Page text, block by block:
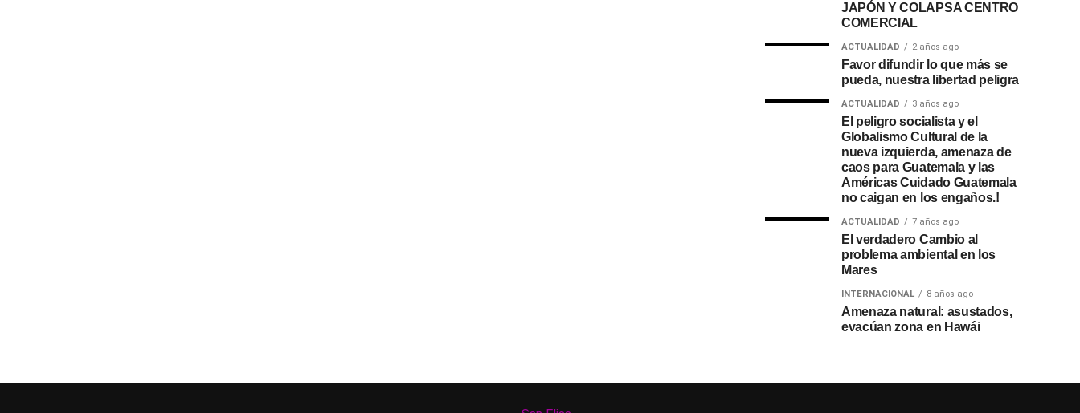
JAPÓN Y COLAPSA CENTRO
COMERCIAL
ACTUALIDAD 2 años ago
Favor difundir lo que más se
pueda, nuestra libertad peligra
ACTUALIDAD 3 años ago
El peligro socialista y el
Globalismo Cultural de la
nueva izquierda, amenaza de
caos para Guatemala y las
Américas Cuidado Guatemala
no caigan en los engaños.!
ACTUALIDAD 7 años ago
El verdadero Cambio al
problema ambiental en los
Mares
INTERNACIONAL 8 años ago
Amenaza natural: asustados,
evacúan zona en Hawái